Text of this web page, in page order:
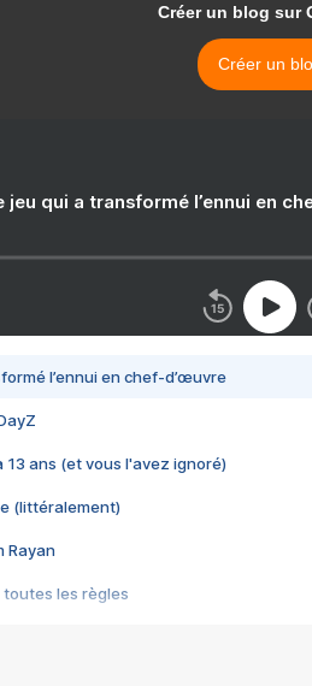
Créer un blog sur
Créer un
jeu qui a transformé l’ennui en
l’ennui en chef-d’œuvre
13 ans (et vous l'avez ignoré)
(littéralement)
Rayan
toutes les règles